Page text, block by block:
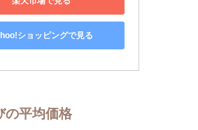
ショッピングで見る
の平均価格